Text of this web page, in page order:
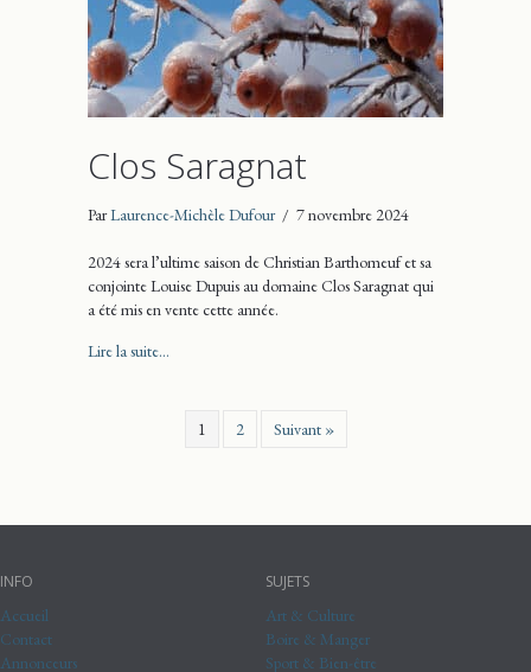
Clos Saragnat
ParLaurence-Michèle Dufour / 7 novembre 2024
2024 sera l’ultime saison de Christian Barthomeuf et sa
conjointe Louise Dupuis au domaine Clos Saragnat qui
a été mis en vente cette année.
Lire la suite...
1 2 Suivant »
INFO
Accueil
Contact
Annonceurs
SUJETS
Art & Culture
Boire & Manger
Sport & Bien-être